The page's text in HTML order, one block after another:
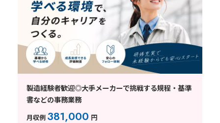
製造経験者歓迎◎大手メーカーで挑戦する規程・基準
書などの事務業務
月収例 381,000 円